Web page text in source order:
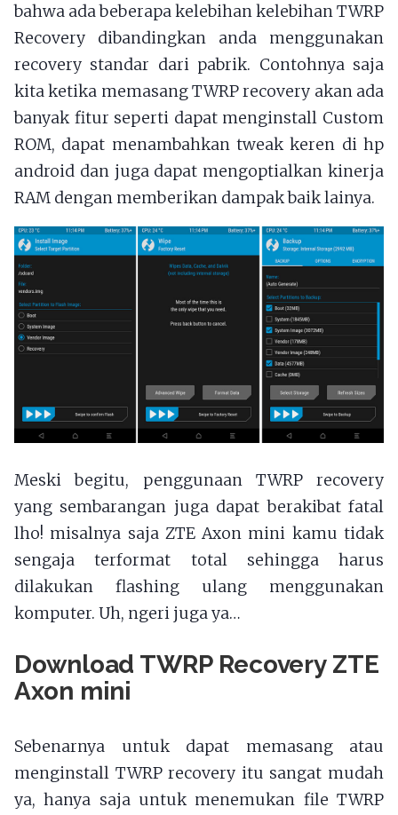
bahwa ada beberapa kelebihan kelebihan TWRP
Recovery dibandingkan anda menggunakan
recovery standar dari pabrik. Contohnya saja
kita ketika memasang TWRP recovery akan ada
banyak fitur seperti dapat menginstall Custom
ROM, dapat menambahkan tweak keren di hp
android dan juga dapat mengoptialkan kinerja
RAM dengan memberikan dampak baik lainya.
Meski begitu, penggunaan TWRP recovery
yang sembarangan juga dapat berakibat fatal
lho! misalnya saja ZTE Axon mini kamu tidak
sengaja terformat total sehingga harus
dilakukan flashing ulang menggunakan
komputer. Uh, ngeri juga ya…
Download TWRP Recovery ZTE
Axon mini
Sebenarnya untuk dapat memasang atau
menginstall TWRP recovery itu sangat mudah
ya, hanya saja untuk menemukan file TWRP